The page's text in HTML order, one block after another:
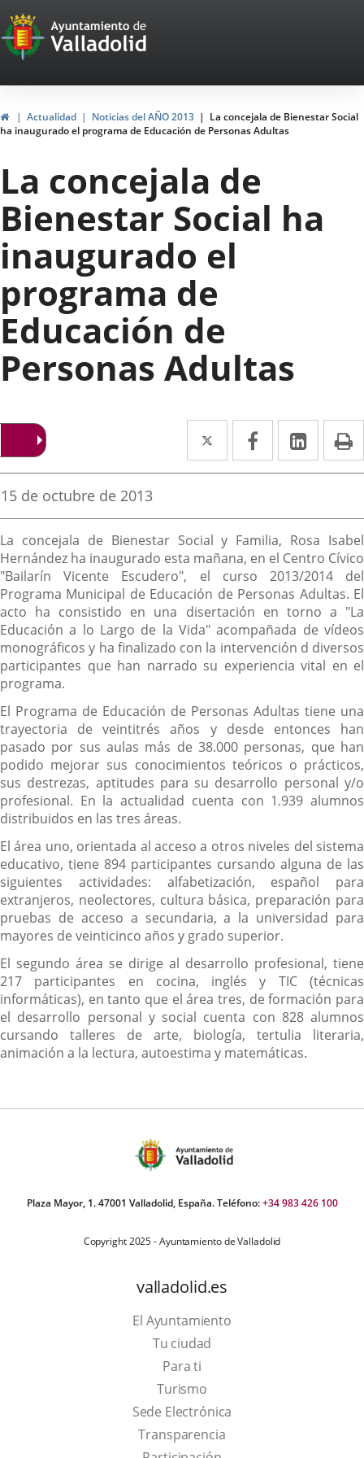
Portal
Web
del
Ayuntamiento
de
Valladolid
HomeActualidad Noticias del AÑO 2013
La concejala de Bienestar Social
ha inaugurado el programa de Educación de Personas Adultas
La concejala de
Bienestar Social ha
inaugurado el
programa de
Educación de
Personas Adultas
Twitter
Enlace
a
aplicación
externa.
Facebook
Enlace
a
aplicación
externa.
Enlace
a
Fecha
la
noticia
15 de octubre de 2013
Descripción
La concejala de Bienestar Social y Familia, Rosa Isabel
Hernández ha inaugurado esta mañana, en el Centro Cívico
"Bailarín Vicente Escudero", el curso 2013/2014 del
Programa Municipal de Educación de Personas Adultas. El
acto ha consistido en una disertación en torno a "La
Educación a lo Largo de la Vida" acompañada de vídeos
monográficos y ha finalizado con la intervención d diversos
participantes que han narrado su experiencia vital en el
programa.
El Programa de Educación de Personas Adultas tiene una
trayectoria de veintitrés años y desde entonces han
pasado por sus aulas más de 38.000 personas, que han
podido mejorar sus conocimientos teóricos o prácticos,
sus destrezas, aptitudes para su desarrollo personal y/o
profesional. En la actualidad cuenta con 1.939 alumnos
distribuidos en las tres áreas.
El área uno, orientada al acceso a otros niveles del sistema
educativo, tiene 894 participantes cursando alguna de las
siguientes actividades: alfabetización, español para
extranjeros, neolectores, cultura básica, preparación para
pruebas de acceso a secundaria, a la universidad para
mayores de veinticinco años y grado superior.
El segundo área se dirige al desarrollo profesional, tiene
217 participantes en cocina, inglés y TIC (técnicas
informáticas), en tanto que el área tres, de formación para
el desarrollo personal y social cuenta con 828 alumnos
cursando talleres de arte, biología, tertulia literaria,
animación a la lectura, autoestima y matemáticas.
Plaza Mayor, 1. 47001 Valladolid, España. Teléfono:+34 983 426 100
Copyright 2025 - Ayuntamiento de Valladolid
valladolid.es
El Ayuntamiento
Tu ciudad
Para ti
TurismoThis
link
will
Sede Electrónica
Transparencia